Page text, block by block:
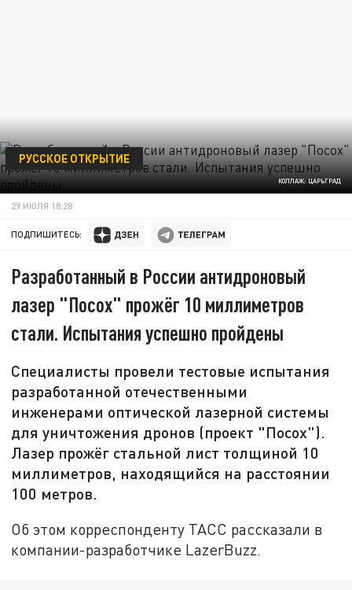
КОЛЛАЖ: ЦАРЬГРАД
РУССКОЕ ОТКРЫТИЕ
29 ИЮЛЯ 18:28
ПОДПИШИТЕСЬ:
Разработанный в России антидроновый
лазер "Посох" прожёг 10 миллиметров
стали. Испытания успешно пройдены
Специалисты провели тестовые испытания
разработанной отечественными
инженерами оптической лазерной системы
для уничтожения дронов (проект "Посох").
Лазер прожёг стальной лист толщиной 10
миллиметров, находящийся на расстоянии
100 метров.
Об этом корреспонденту ТАСС рассказали в
компании-разработчике LazerBuzz.